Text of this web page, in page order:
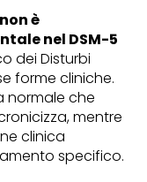
è
nel DSM-5
dei Disturbi
forme cliniche.
normale che
mentre
clinica
specifico.